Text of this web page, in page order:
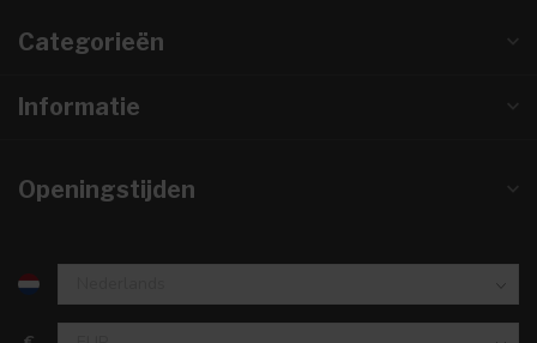
Categorieën
Informatie
Openingstijden